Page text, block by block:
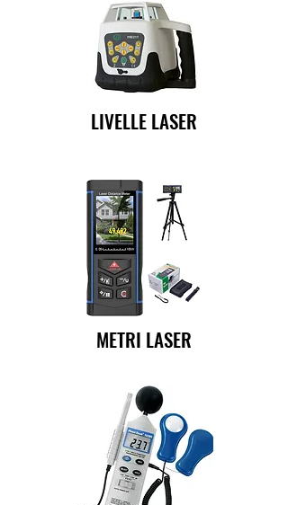
LIVELLE LASER
METRI LASER